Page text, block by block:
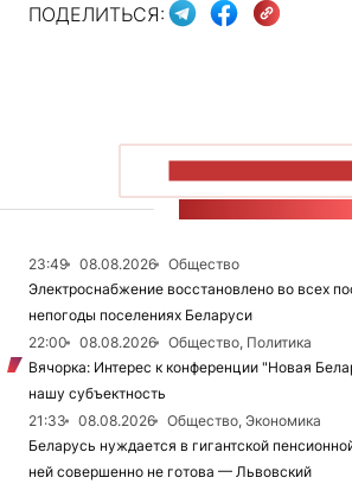
ПОДЕЛИТЬСЯ:
23:49 08.08.2026
Общество
Электроснабжение восстановлено во всех
непогоды поселениях Беларуси
22:00
08.08.2026
Общество, Политика
Вячорка: Интерес к конференции "Новая
нашу субъектность
21:33
08.08.2026
Общество, Экономика
Беларусь нуждается в гигантской
ней совершенно не готова — Львовский